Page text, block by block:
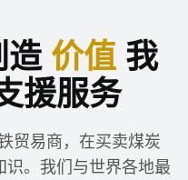
造 价值 我
援服务
贸易商，在买卖煤炭
。我们与世界各地最